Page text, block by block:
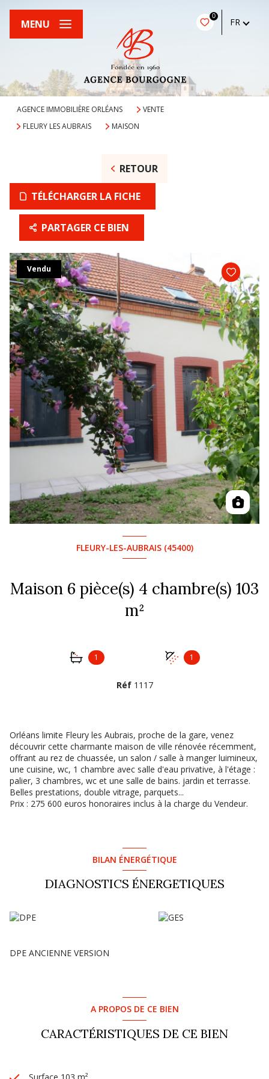
0
FR
MENU
AGENCE IMMOBILIÈRE ORLÉANS
VENTE
FLEURY LES AUBRAIS
MAISON
RETOUR
TÉLÉCHARGER LA FICHE
PARTAGER CE BIEN
Vendu
FLEURY-LES-AUBRAIS (45400)
Maison 6 pièce(s) 4 chambre(s) 103
m²
1 1
Réf 1117
Orléans limite Fleury les Aubrais, proche de la gare, venez
découvrir cette charmante maison de ville rénovée récemment,
offrant au rez de chuassée, un salon / salle à manger luimineux,
une cuisine, wc, 1 chambre avec salle d'eau privative, à l'étage :
palier, 3 chambres, wc et une salle de bains. jardin et terrasse.
Belles prestations, double vitrage, parquets...
Prix : 275 600 euros honoraires inclus à la charge du Vendeur.
BILAN ÉNERGÉTIQUE
DIAGNOSTICS ÉNERGETIQUES
DPE ANCIENNE VERSION
A PROPOS DE CE BIEN
CARACTÉRISTIQUES DE CE BIEN
Surface 103 m²